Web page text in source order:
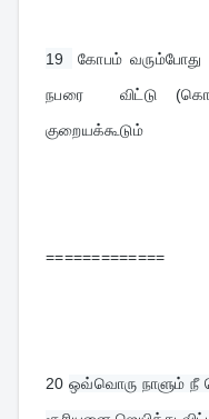
19
கோபம்
நபரை  விட்டு
குறையக்கூடும்
=============
20 ஒவ்வொரு நாளும் நீ